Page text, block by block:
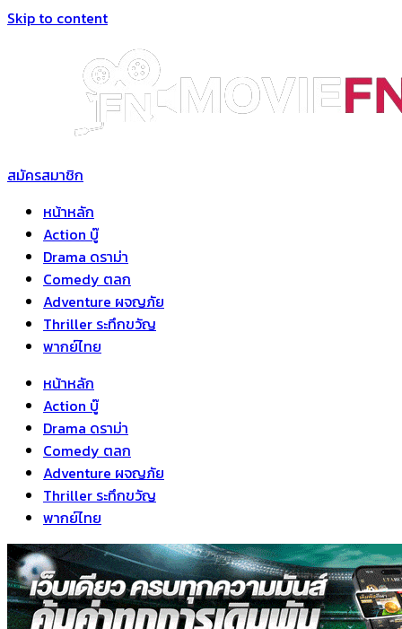
Skip to content
สมัครสมาชิก
หน้าหลัก
Action บู๊
Drama ดราม่า
Comedy ตลก
Adventure ผจญภัย
Thriller ระทึกขวัญ
พากย์ไทย
หน้าหลัก
Action บู๊
Drama ดราม่า
Comedy ตลก
Adventure ผจญภัย
Thriller ระทึกขวัญ
พากย์ไทย